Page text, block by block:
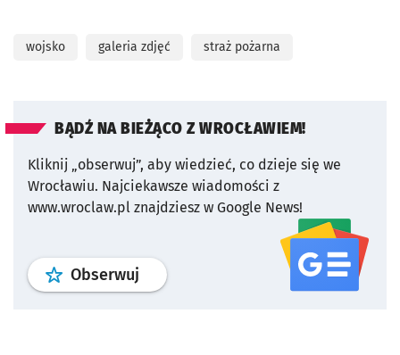
wojsko galeria zdjęć straż pożarna
BĄDŹ NA BIEŻĄCO Z WROCŁAWIEM!
Kliknij „obserwuj”, aby wiedzieć, co dzieje się we
Wrocławiu. Najciekawsze wiadomości z
www.wroclaw.pl znajdziesz w Google News!
Obserwuj profil serwisu